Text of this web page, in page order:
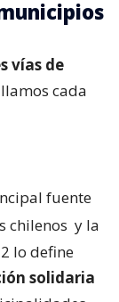
vías de
cada
fuente
chilenos y la
lo define
solidaria